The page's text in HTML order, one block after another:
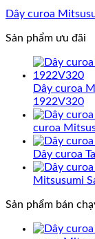
Dây curoa
Sản phẩm ưu đãi
Dây curoa
1922V320
curoa
Dây curoa
Mitsusumi
Sản phẩm bán